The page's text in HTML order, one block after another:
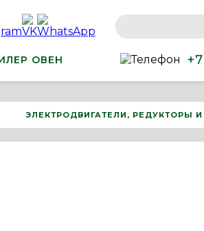
ОВЕН
ЭЛЕКТРОДВИГАТЕЛИ, РЕДУКТОРЫ